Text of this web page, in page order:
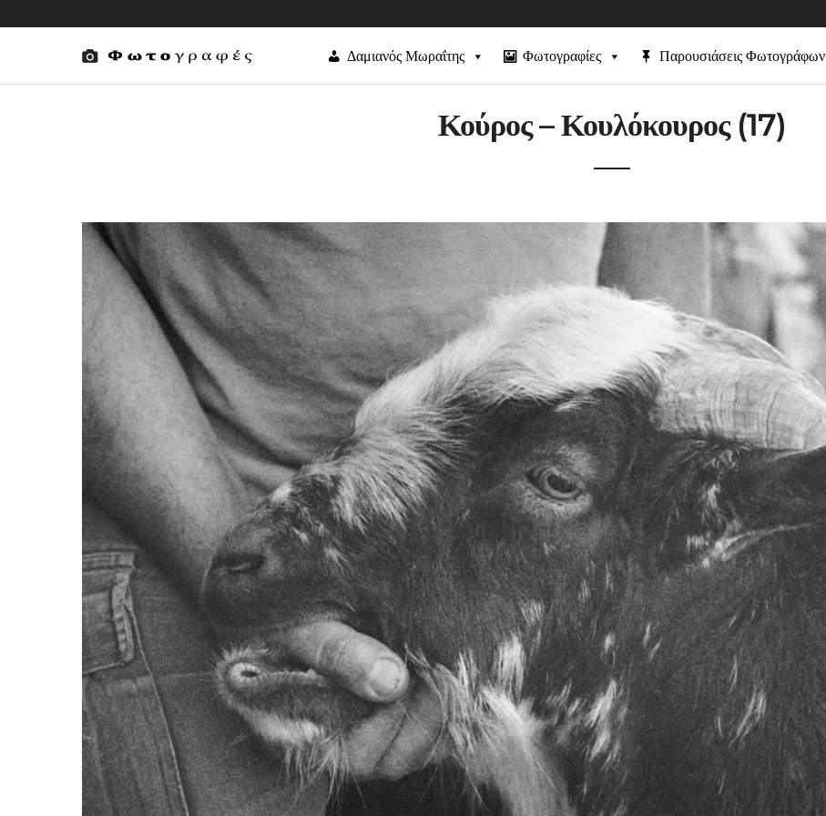
Δαμιανός Μωραΐτης Φωτογραφίες Παρουσιάσεις Φωτογράφων
Κούρος – Κουλόκουρος (17)